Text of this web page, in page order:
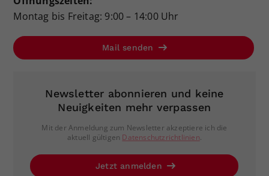
Montag bis Freitag: 9:00 – 14:00 Uhr
Mail senden
Newsletter abonnieren und keine
Neuigkeiten mehr verpassen
Mit der Anmeldung zum Newsletter akzeptiere ich die
aktuell gültigen Datenschutzrichtlinien.
Jetzt anmelden